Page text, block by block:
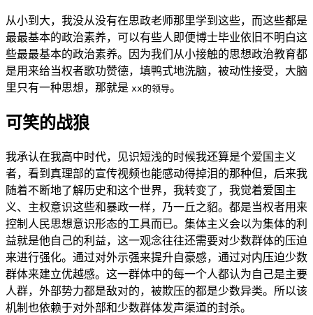
从小到大，我没从没有在思政老师那里学到这些，而这些都是
最最基本的政治素养，可以有些人即便博士毕业依旧不明白这
些最最基本的政治素养。因为我们从小接触的思想政治教育都
是用来给当权者歌功赞德，填鸭式地洗脑，被动性接受，大脑
里只有一种思想，那就是 xx的领导。
可笑的战狼
我承认在我高中时代，见识短浅的时候我还算是个爱国主义
者，看到真理部的宣传视频也能感动得掉泪的那种但，后来我
随着不断地了解历史和这个世界，我转变了，我觉着爱国主
义、主权意识这些和暴政一样，乃一丘之貂。都是当权者用来
控制人民思想意识形态的工具而已。集体主义会以为集体的利
益就是他自己的利益，这一观念往往还需要对少数群体的压迫
来进行强化。通过对外示强来提升自豪感，通过对内压迫少数
群体来建立优越感。这一群体中的每一个人都认为自己是主要
人群，外部势力都是敌对的，被欺压的都是少数异类。所以该
机制也依赖于对外部和少数群体发声渠道的封杀。